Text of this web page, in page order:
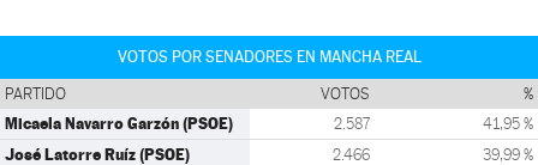
VOTOS POR SENADORES EN MANCHA REAL
PARTIDO VOTOS %
Micaela Navarro Garzón (PSOE) 2.587 41,95 %
José Latorre Ruíz (PSOE) 2.466 39,99 %